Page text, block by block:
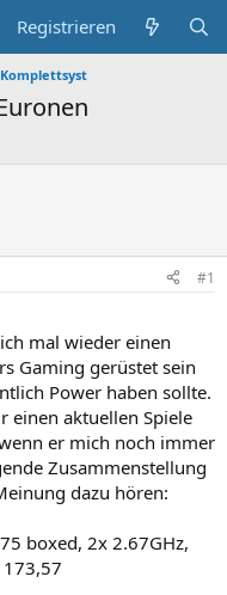
Registrieren
#1
mal wieder einen
Gaming gerüstet sein
Power haben sollte.
einen aktuellen Spiele
er mich noch immer
Zusammenstellung
dazu hören:
boxed, 2x 2.67GHz,
173,57